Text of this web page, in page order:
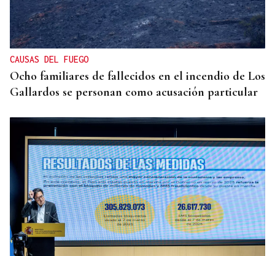
CAUSAS DEL FUEGO
Ocho familiares de fallecidos en el incendio de Los
Gallardos se personan como acusación particular